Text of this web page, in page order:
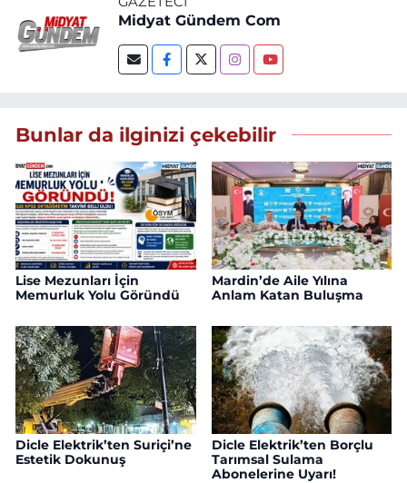
Midyat Gündem Com
Bunlar da ilginizi çekebilir
Lise Mezunları İçin
Memurluk Yolu Göründü
Mardin’de Aile Yılına
Anlam Katan Buluşma
Dicle Elektrik’ten Suriçi’ne
Estetik Dokunuş
Dicle Elektrik’ten Borçlu
Tarımsal Sulama
Abonelerine Uyarı!